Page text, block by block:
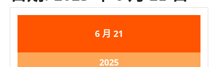
6 月 2025
6
21
20252025